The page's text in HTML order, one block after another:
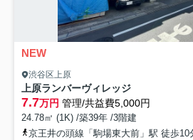
NEW
渋谷区上原
上原ランバーヴィレッジ
7.7万円 管理/共益費5,000円
24.78㎡ (1K) /築39年 /3階建
京王井の頭線「駒場東大前」駅 徒歩10